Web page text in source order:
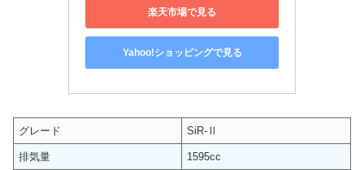
楽天市場で見る
Yahoo!ショッピングで見る
グレード SiR-Ⅱ
排気量 1595cc